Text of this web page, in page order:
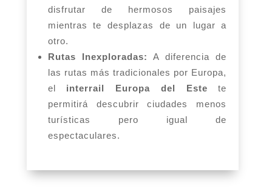
disfrutar de hermosos paisajes
mientras te desplazas de un lugar a
otro.
Rutas Inexploradas:
A diferencia de
las rutas más tradicionales por Europa,
el interrail Europa del Este te
permitirá descubrir ciudades menos
turísticas pero igual de
espectaculares.